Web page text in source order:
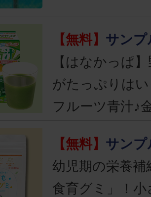
【無料】 サンプ
【はなかっぱ
がたっぷりは
フルーツ青汁♪
【無料】 サンプ
幼児期の栄養
食育グミ」！